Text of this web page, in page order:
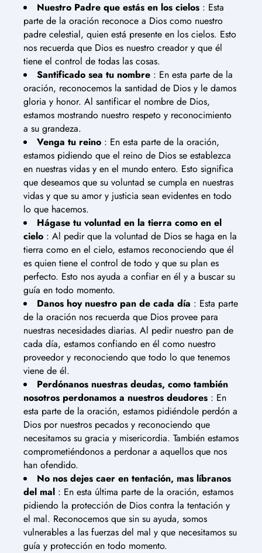
Nuestro Padre que estás en los cielos : Esta
parte de la oración reconoce a Dios como nuestro
padre celestial, quien está presente en los cielos. Esto
nos recuerda que Dios es nuestro creador y que él
tiene el control de todas las cosas.
Santificado sea tu nombre : En esta parte de la
oración, reconocemos la santidad de Dios y le damos
gloria y honor. Al santificar el nombre de Dios,
estamos mostrando nuestro respeto y reconocimiento
a su grandeza.
Venga tu reino : En esta parte de la oración,
estamos pidiendo que el reino de Dios se establezca
en nuestras vidas y en el mundo entero. Esto significa
que deseamos que su voluntad se cumpla en nuestras
vidas y que su amor y justicia sean evidentes en todo
lo que hacemos.
Hágase tu voluntad en la tierra como en el
cielo : Al pedir que la voluntad de Dios se haga en la
tierra como en el cielo, estamos reconociendo que él
es quien tiene el control de todo y que su plan es
perfecto. Esto nos ayuda a confiar en él y a buscar su
guía en todo momento.
Danos hoy nuestro pan de cada día : Esta parte
de la oración nos recuerda que Dios provee para
nuestras necesidades diarias. Al pedir nuestro pan de
cada día, estamos confiando en él como nuestro
proveedor y reconociendo que todo lo que tenemos
viene de él.
Perdónanos nuestras deudas, como también
nosotros perdonamos a nuestros deudores : En
esta parte de la oración, estamos pidiéndole perdón a
Dios por nuestros pecados y reconociendo que
necesitamos su gracia y misericordia. También estamos
comprometiéndonos a perdonar a aquellos que nos
han ofendido.
No nos dejes caer en tentación, mas líbranos
del mal : En esta última parte de la oración, estamos
pidiendo la protección de Dios contra la tentación y
el mal. Reconocemos que sin su ayuda, somos
vulnerables a las fuerzas del mal y que necesitamos su
guía y protección en todo momento.